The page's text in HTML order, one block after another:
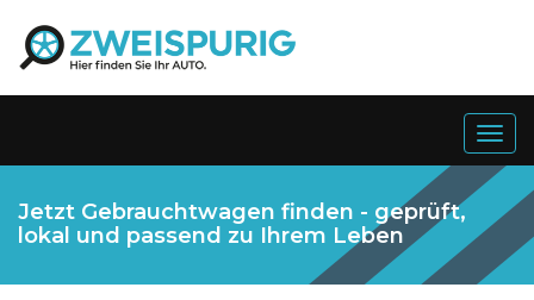
Jetzt Gebrauchtwagen finden - geprüft,
lokal und passend zu Ihrem Leben